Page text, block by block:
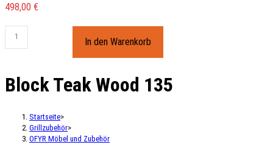
498,00 €
In den Warenkorb
Block Teak Wood 135
Startseite>
Grillzubehör>
OFYR Möbel und Zubehör